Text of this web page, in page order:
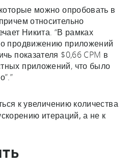
можно опробовать в
относительно
Никита. “В рамках
продвижению приложений
показателя $0,66 CPM в
приложений, что было
к увеличению количества
итераций, а не к